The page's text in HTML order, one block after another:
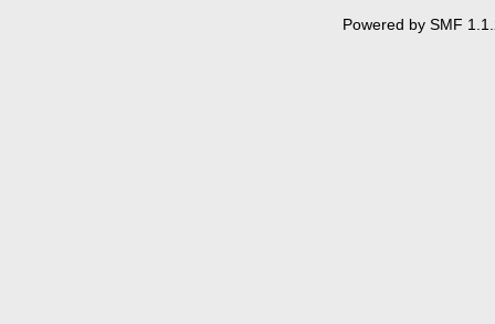
Powered by SMF